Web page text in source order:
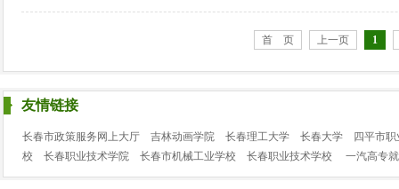
首 页 上一页 1
友情链接
长春市政策服务网上大厅 吉林动画学院 长春理工大学 长春大学
四平市
校
长春职业技术学院 长春市机械工业学校 长春职业技术学校 一汽高专